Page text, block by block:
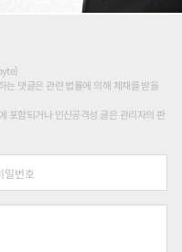
는 댓글은 관련 법률에 의해 제재를 받을
포함되거나 인신공격성 글은 관리자의 판